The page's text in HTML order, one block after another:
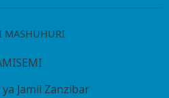
MASHUHURI
Jamii Zanzibar